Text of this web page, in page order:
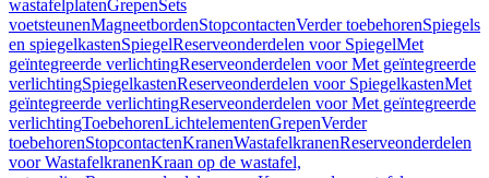
wastafelplatenGrepenSets
voetsteunenMagneetbordenStopcontactenVerder toebehorenSpiegels
en spiegelkastenSpiegelReserveonderdelen voor SpiegelMet
geïntegreerde verlichtingReserveonderdelen voor Met geïntegreerde
verlichtingSpiegelkastenReserveonderdelen voor SpiegelkastenMet
geïntegreerde verlichtingReserveonderdelen voor Met geïntegreerde
verlichtingToebehorenLichtelementenGrepenVerder
toebehorenStopcontactenKranenWastafelkranenReserveonderdelen
voor WastafelkranenKraan op de wastafel,